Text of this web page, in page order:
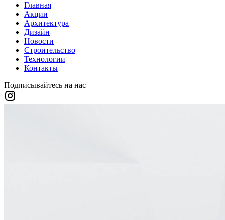
Главная
Акции
Архитектура
Дизайн
Новости
Строительство
Технологии
Контакты
Подписывайтесь на нас